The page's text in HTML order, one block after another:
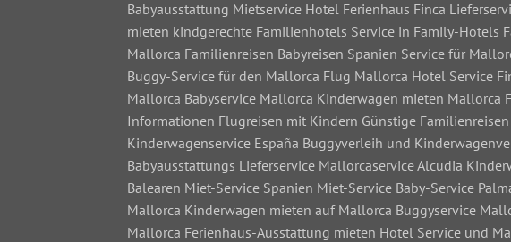
Babyausstattung Mietservice Hotel Ferienhaus Finca
mieten kindgerechte Familienhotels Service in Family-
Mallorca Familienreisen Babyreisen Spanien Service für
Buggy-Service für den Mallorca Flug Mallorca Hotel Service
Mallorca Babyservice Mallorca Kinderwagen mieten
Informationen Flugreisen mit Kindern Günstige
Kinderwagenservice España Buggyverleih und
Babyausstattungs Lieferservice Mallorcaservice Alcudia
Balearen Miet-Service Spanien Miet-Service Baby-Service
Mallorca Kinderwagen mieten auf Mallorca Buggyservice
Mallorca Ferienhaus-Ausstattung mieten Hotel Service und